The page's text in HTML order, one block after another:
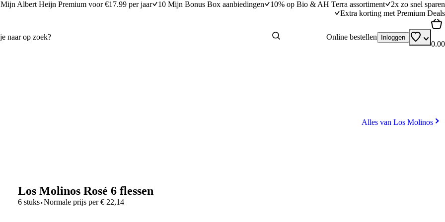
Mijn Albert Heijn Premium voor €17.99 per jaar 10 Mijn Bonus Box aanbiedingen 10% op Bio & AH Terra assortiment
2x zo snel sparen
Extra korting met Premium Deals
Online bestellen Inloggen
0.00
Alles van Los Molinos
Los Molinos Rosé 6 flessen
6 stuks·Normale prijs per € 22,14